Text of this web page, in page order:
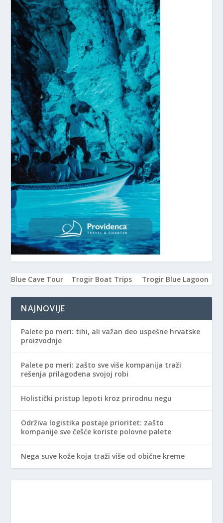
Blue Cave Tour Trogir Boat Trips Trogir Blue Lagoon
NAJNOVIJE
Palete po meri: tihi, ali važan deo uspešne hrvatske
proizvodnje
Palete po meri: zašto sve više kompanija traži
rešenja prilagođena svojoj robi
Holistički pristup lepoti kroz prirodnu negu
Održiva logistika postaje prioritet: zašto
kompanije sve češće koriste polovne palete
Nega suve kože koja traži više od obične kreme